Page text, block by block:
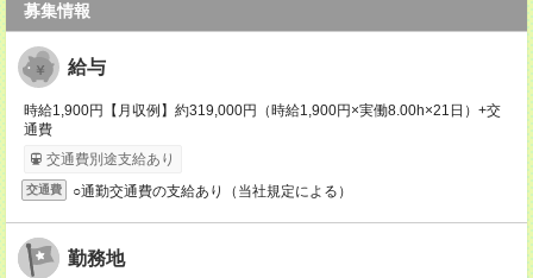
募集情報
給与
時給1,900円【月収例】約319,000円（時給1,900円×実働8.00h×21日）+交
通費
交通費別途支給あり
交通費 ○通勤交通費の支給あり（当社規定による）
勤務地